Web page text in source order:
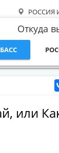
РОССИЯ
Откуда
ТЕМЫ
или